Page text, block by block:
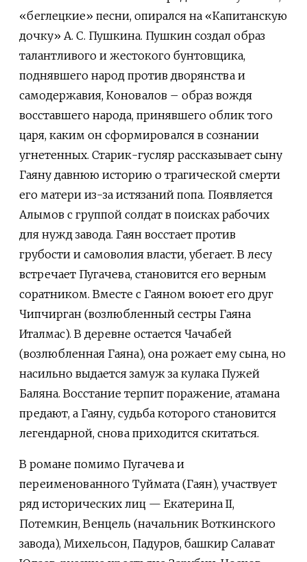
«беглецкие» песни, опирался на «Капитанскую
дочку» А. С. Пушкина. Пушкин создал образ
талантливого и жестокого бунтовщика,
поднявшего народ против дворянства и
самодержавия, Коновалов – образ вождя
восставшего народа, принявшего облик того
царя, каким он сформировался в сознании
угнетенных. Старик-гусляр рассказывает сыну
Гаяну давнюю историю о трагической смерти
его матери из-за истязаний попа. Появляется
Алымов с группой солдат в поисках рабочих
для нужд завода. Гаян восстает против
грубости и самоволия власти, убегает. В лесу
встречает Пугачева, становится его верным
соратником. Вместе с Гаяном воюет его друг
Чипчирган (возлюбленный сестры Гаяна
Италмас). В деревне остается Чачабей
(возлюбленная Гаяна), она рожает ему сына, но
насильно выдается замуж за кулака Пужей
Баляна. Восстание терпит поражение, атамана
предают, а Гаяну, судьба которого становится
легендарной, снова приходится скитаться.
В романе помимо Пугачева и
переименованного Туймата (Гаян), участвует
ряд исторических лиц — Екатерина II,
Потемкин, Венцель (начальник Воткинского
завода), Михельсон, Падуров, башкир Салават